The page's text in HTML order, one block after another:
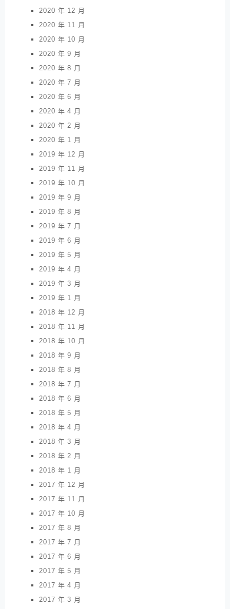
2020 年 12 月
2020 年 11 月
2020 年 10 月
2020 年 9 月
2020 年 8 月
2020 年 7 月
2020 年 6 月
2020 年 4 月
2020 年 2 月
2020 年 1 月
2019 年 12 月
2019 年 11 月
2019 年 10 月
2019 年 9 月
2019 年 8 月
2019 年 7 月
2019 年 6 月
2019 年 5 月
2019 年 4 月
2019 年 3 月
2019 年 1 月
2018 年 12 月
2018 年 11 月
2018 年 10 月
2018 年 9 月
2018 年 8 月
2018 年 7 月
2018 年 6 月
2018 年 5 月
2018 年 4 月
2018 年 3 月
2018 年 2 月
2018 年 1 月
2017 年 12 月
2017 年 11 月
2017 年 10 月
2017 年 8 月
2017 年 7 月
2017 年 6 月
2017 年 5 月
2017 年 4 月
2017 年 3 月